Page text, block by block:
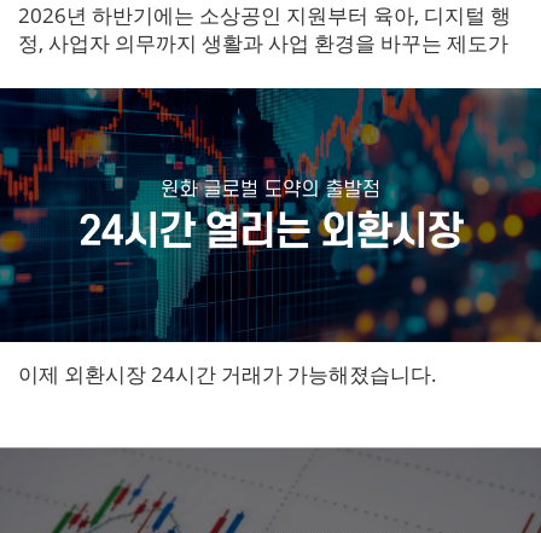
2026년 하반기에는 소상공인 지원부터 육아, 디지털 행
정, 사업자 의무까지 생활과 사업 환경을 바꾸는 제도가
이제 외환시장 24시간 거래가 가능해졌습니다.